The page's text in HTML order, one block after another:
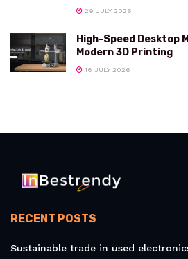
29 JULY 2026
High-Speed Desktop
Modern 3D Printing
16 JULY 2026
RECENT POSTS
Sustainable trade in used